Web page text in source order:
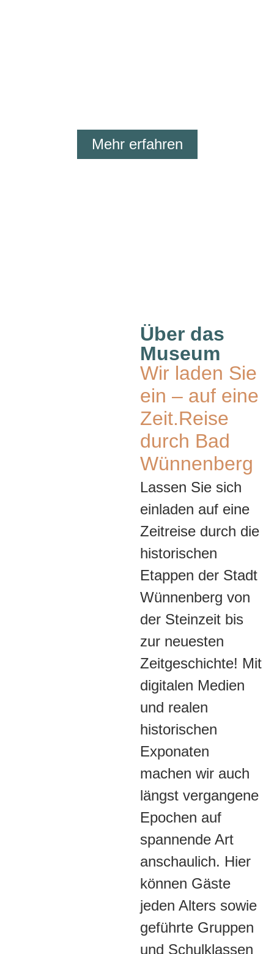
Mehr erfahren
Über das
Museum
Wir laden Sie
ein – auf eine
Zeit.Reise
durch Bad
Wünnenberg
Lassen Sie sich
einladen auf eine
Zeitreise durch die
historischen
Etappen der Stadt
Wünnenberg von
der Steinzeit bis
zur neuesten
Zeitgeschichte! Mit
digitalen Medien
und realen
historischen
Exponaten
machen wir auch
längst vergangene
Epochen auf
spannende Art
anschaulich. Hier
können Gäste
jeden Alters sowie
geführte Gruppen
und Schulklassen